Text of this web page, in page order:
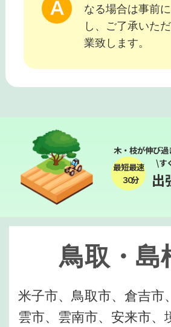
なる場合は事前
し、ご了承いた
業致します。
木・枝が伸び
最短最速
３０分
\す
出
鳥取・島
米子市、鳥取市、倉吉市
雲市、雲南市、安来市、